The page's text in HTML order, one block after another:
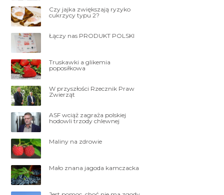
Czy jajka zwiększają ryzyko
cukrzycy typu 2?
Łączy nas PRODUKT POLSKI
Truskawki a glikemia
poposiłkowa
W przyszłości Rzecznik Praw
Zwierząt
ASF wciąż zagraża polskiej
hodowli trzody chlewnej
Maliny na zdrowie
Mało znana jagoda kamczacka